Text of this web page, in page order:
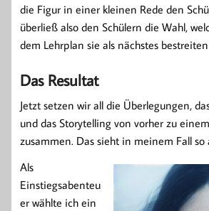
die Figur in einer kleinen Rede den
überließ also den Schülern die Wahl,
dem Lehrplan sie als nächstes
Das Resultat
Jetzt setzen wir all die Überlegungen,
und das Storytelling von vorher zu
zusammen. Das sieht in meinem Fall so
Als
Einstiegsabenteu
er wählte ich ein